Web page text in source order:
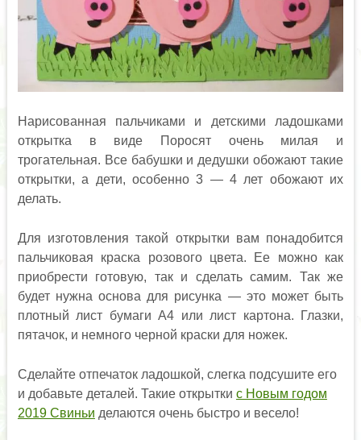
Нарисованная пальчиками и детскими ладошками
открытка в виде Поросят очень милая и
трогательная. Все бабушки и дедушки обожают такие
открытки, а дети, особенно 3 — 4 лет обожают их
делать.
Для изготовления такой открытки вам понадобится
пальчиковая краска розового цвета. Ее можно как
приобрести готовую, так и сделать самим. Так же
будет нужна основа для рисунка — это может быть
плотный лист бумаги А4 или лист картона. Глазки,
пятачок, и немного черной краски для ножек.
Сделайте отпечаток ладошкой, слегка подсушите его
и добавьте деталей. Такие открытки с Новым годом
2019 Свиньи делаются очень быстро и весело!